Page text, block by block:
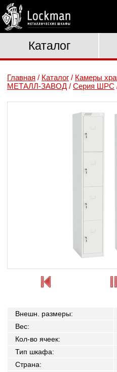
Каталог
Главная / Каталог / Камеры
МЕТАЛЛ-ЗАВОД / Серия ШРС
Внешн. размеры:
Вес:
Кол-во ячеек:
Тип шкафа:
Страна: